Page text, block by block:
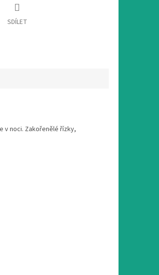
SDÍLET
v noci. Zakořenělé řízky,